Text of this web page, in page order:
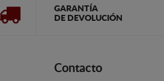
GARANTÍA
DE DEVOLUCIÓN
Contacto